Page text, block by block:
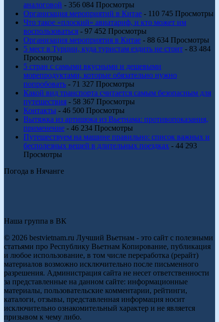
аналоговой - 356 084 Просмотры
Организация мероприятий в Китае - 110 745 Просмотры
Что такое «плоский» авиатариф, и кто может им
воспользоваться - 97 452 Просмотры
Организация мероприятия в Китае - 88 634 Просмотры
5 мест в Турции, куда туристам ездить не стоит - 83 484
Просмотры
5 стран с самыми вкусными и дешевыми
морепродуктами, которые обязательно нужно
попробовать - 71 327 Просмотры
Какой вид транспорта считается самым безопасным для
путешествия - 58 367 Просмотры
Контакты - 46 500 Просмотры
Вытяжка из артишока из Вьетнама: противопоказания,
применение - 46 234 Просмотры
Путешествуем на машине правильно: список важных и
бесполезных вещей в длительных поездках - 44 293
Просмотры
Погода в Нячанге
Наша группа в ВК
© 2026 bestvietnam.ru Лучший Вьетнам - это сайт с полезными
статьями про Республику Вьетнам Копирование, публикация
и любое использование, в том числе переработка (рерайт)
материалов возможно исключительно после письменного
разрешения. Администрация сайта не несет ответственности
за представленные на данном сайте: информационные
материалы, пользовательские комментарии, рейтинги,
каталоги, отзывы, представленная информация носит
исключительно ознакомительный характер и не является
призывом к чему либо.